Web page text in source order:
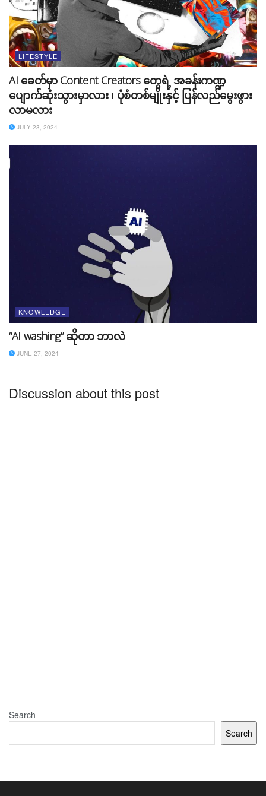
အဆိပ်အတောက်အဖြစ်ဆုံးနဲ့ စိတ်ကိုဒုက္ခအပေးနိုင်ဆုံးက​
Social Media ပါပဲ။ ဥပမာ မြန်မာနိုင်ငံရဲ့ Social Media
လောကမှာ ဖြစ်ပျက်နေတဲ့ အတင်းအဖျင်းသတင်းတွေပဲ နေ့
တိုင်းကြည့်နေမယ်ဆိုရင်တော့​ သင့်ဆီကို ကောင်းတဲ့
အတွေးအခေါ်တွေ ရောက်လာဖို့ အနှောင့်အယှက်တွေ ဖြစ်
သွားနိုင်ပါတယ်။
၇။ အရာအားလုံးကို လိုက်နှိုင်းယှဉ်ခြင်း
နေမယ်ဆိုရင်တော့ သင့်မှာရှိပြီးသားအရာတွေက သင့်
အတွက် ဘယ်လောက်အသုံးဝင်လဲဆိုတာ မေ့သွားတတ်ပါ
တယ်။ စိတ်အလိုမကျတွေဖြစ်နေပြီး အမြဲစိတ်က တစ်ခုခု
တောင့်တ လိုအပ်နေတာကြောင့် သင့်အလုပ်လုပ်တဲ့အခါ
ထိခိုက်နိုင်ပါတယ်။
၈။ အချိန်ဆွဲခြင်း
ယနေ့ သင်ပြီးမြောက်နိုင်တဲ့ အလုပ်ကို မလုပ်ပဲ အခြားနေ့
တစ်နေ့ (သို့) အလုပ်တွေကို များလာမှ ပေါင်းလုပ်တာမျိုး​ မ
လုပ်မိပါစေနှင့်။ ဥပမာ စားပြီးသား ပန်းကန်တစ်ချပ်ကို
ဆေးတာမျိုးကို မလုပ်သင့်ပါ။ အလုပ်တစ်ခုခုကို
ပြီးမြောက်အောင် လုပ်လိုက်ခြင်းဖြင့်​ သင့်ရဲ့ စိတ်လည်း
LIFESTYLE
AI ခေတ်မှာ Content Creators တွေရဲ့ အခန်းကဏ္ဍ​
ပျောက်ဆုံးသွားမှာလား ၊ ပုံစံတစ်မျိုးနှင့် ပြန်လည်မွေးဖွား
လာမလား
JULY 23, 2024
KNOWLEDGE
“AI washing” ဆိုတာ ဘာလဲ
JUNE 27, 2024
Discussion about this post
Search
Search